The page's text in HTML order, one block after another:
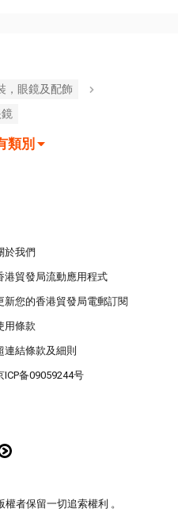
，眼鏡及配飾
類別
於我們
港貿發局流動應用程式
新您的香港貿發局電郵訂閱
用條款
連結條款及細則
ICP备09059244号
者保留一切追索權利 。